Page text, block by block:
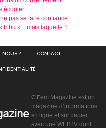
écouter
pas se faire confiance
tribu »…mais laquelle ?
NOUS ? CONTACT
O’Fem Magazine est un
magazine d’informations
en ligne et sur papier ,
avec une WEBTV dont